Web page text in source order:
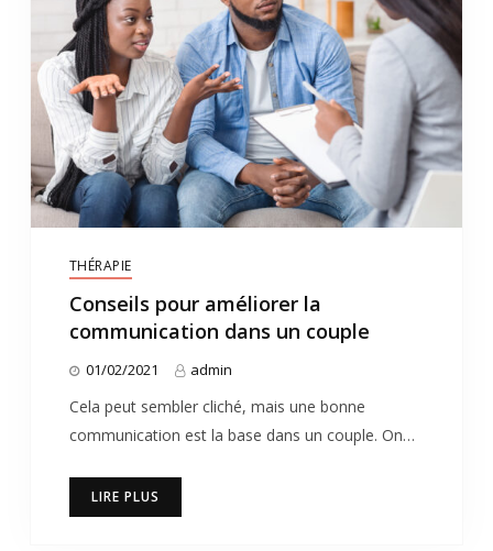
THÉRAPIE
Conseils pour améliorer la
communication dans un couple
01/02/2021 admin
Cela peut sembler cliché, mais une bonne
communication est la base dans un couple. On…
LIRE PLUS